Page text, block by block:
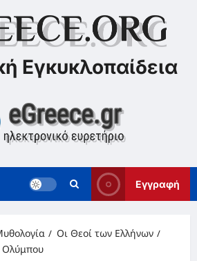
Εγκυκλοπαίδεια
Εγγραφή
Οι Θεοί των Ελλήνων
Ολύμπου